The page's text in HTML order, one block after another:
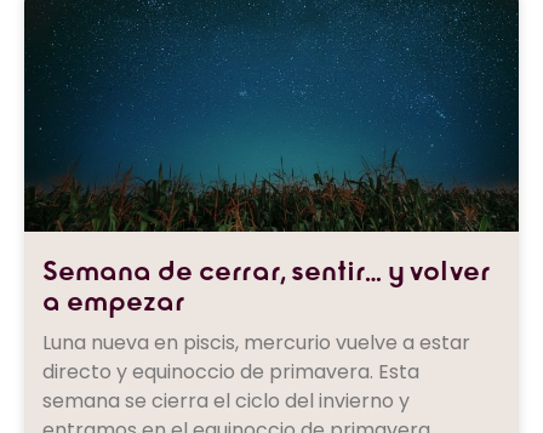
Semana de cerrar, sentir… y volver
a empezar
Luna nueva en piscis, mercurio vuelve a estar
directo y equinoccio de primavera. Esta
semana se cierra el ciclo del invierno y